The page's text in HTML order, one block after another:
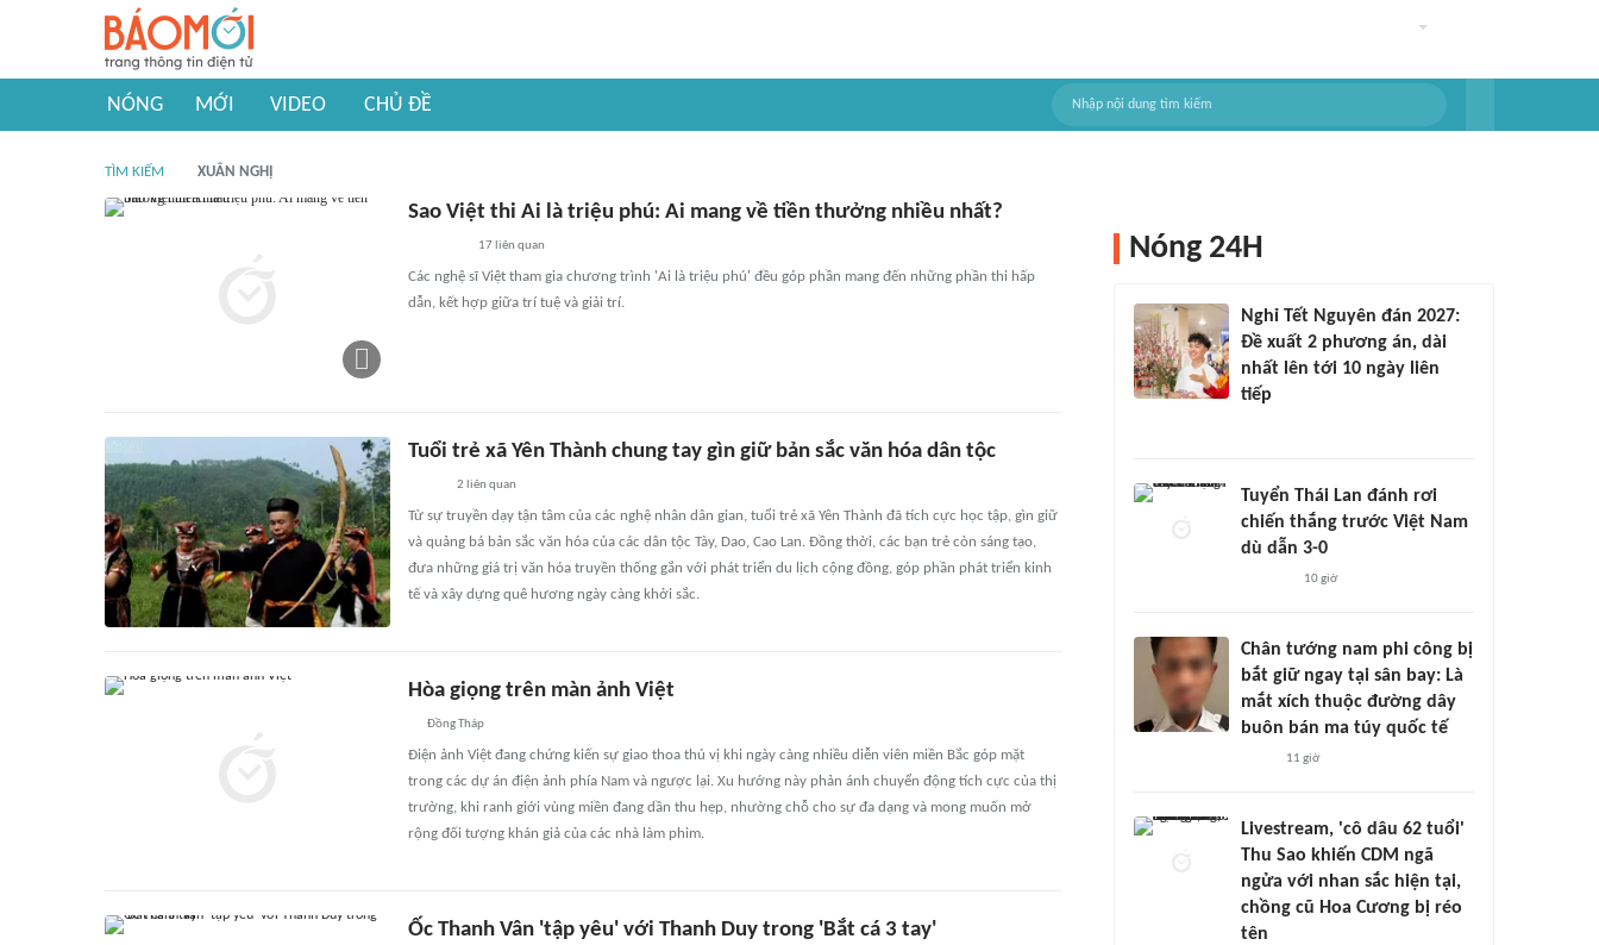
NÓNG MỚI VIDEO CHỦ ĐỀ
TÌM KIẾM XUÂN NGHỊ
Sao Việt thi Ai là triệu phú: Ai mang về tiền thưởng nhiều nhất?
17liên quan
Các nghệ sĩ Việt tham gia chương trình 'Ai là triệu phú' đều góp phần mang đến những phần thi hấp
dẫn, kết hợp giữa trí tuệ và giải trí.
Tuổi trẻ xã Yên Thành chung tay gìn giữ bản sắc văn hóa dân tộc
2 liên quan
Từ sự truyền dạy tận tâm của các nghệ nhân dân gian, tuổi trẻ xã Yên Thành đã tích cực học tập, gìn giữ
và quảng bá bản sắc văn hóa của các dân tộc Tày, Dao, Cao Lan. Đồng thời, các bạn trẻ còn sáng tạo,
đưa những giá trị văn hóa truyền thống gắn với phát triển du lịch cộng đồng, góp phần phát triển kinh
tế và xây dựng quê hương ngày càng khởi sắc.
Hòa giọng trên màn ảnh Việt
Đồng Tháp
Điện ảnh Việt đang chứng kiến sự giao thoa thú vị khi ngày càng nhiều diễn viên miền Bắc góp mặt
trong các dự án điện ảnh phía Nam và ngược lại. Xu hướng này phản ánh chuyển động tích cực của thị
trường, khi ranh giới vùng miền đang dần thu hẹp, nhường chỗ cho sự đa dạng và mong muốn mở
rộng đối tượng khán giả của các nhà làm phim.
Ốc Thanh Vân 'tập yêu' với Thanh Duy trong 'Bắt cá 3 tay'
Nóng 24H
Nghỉ Tết Nguyên đán 2027:
Đề xuất 2 phương án, dài
nhất lên tới 10 ngày liên
tiếp
Tuyển Thái Lan đánh rơi
chiến thắng trước Việt Nam
dù dẫn 3-0
10 giờ
Chân tướng nam phi công bị
bắt giữ ngay tại sân bay: Là
mắt xích thuộc đường dây
buôn bán ma túy quốc tế
11 giờ
Livestream, 'cô dâu 62 tuổi'
Thu Sao khiến CDM ngã
ngửa với nhan sắc hiện tại,
chồng cũ Hoa Cương bị réo
tên